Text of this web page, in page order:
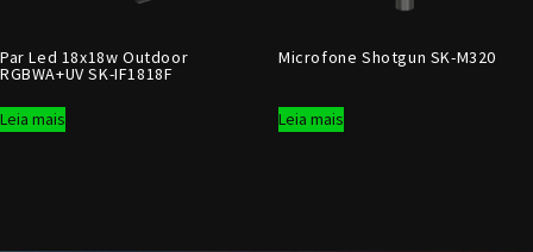
Par Led 18x18w Outdoor
RGBWA+UV SK-IF1818F
Leia mais
Microfone Shotgun SK-M320
Leia mais